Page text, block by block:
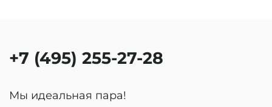
+7 (495) 255-27-28
Мы идеальная пара!